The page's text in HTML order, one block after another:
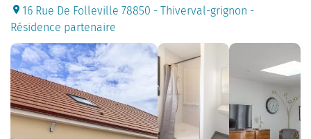
16 Rue De Folleville 78850 - Thiverval-grignon -
Résidence partenaire